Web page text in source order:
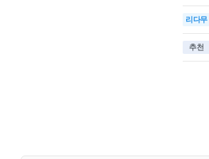
리다무
추천